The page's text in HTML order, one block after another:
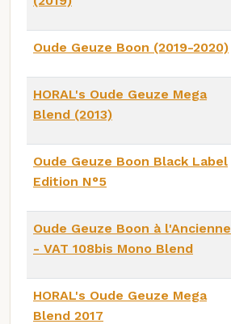
Oude Geuze Boon (2019-2020)
HORAL's Oude Geuze Mega
Blend (2013)
Oude Geuze Boon Black Label
Edition N°5
Oude Geuze Boon à l'Ancienne
- VAT 108bis Mono Blend
HORAL's Oude Geuze Mega
Blend 2017